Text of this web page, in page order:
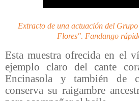
Extracto de una actuación del
Flores". Fandango
Esta muestra ofrecida en el
ejemplo claro del cante
Encinasola y también de
conserva su raigambre